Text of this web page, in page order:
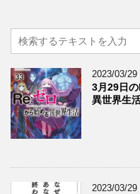
2023/03/29
3月29日
異世界生
2023/03/29